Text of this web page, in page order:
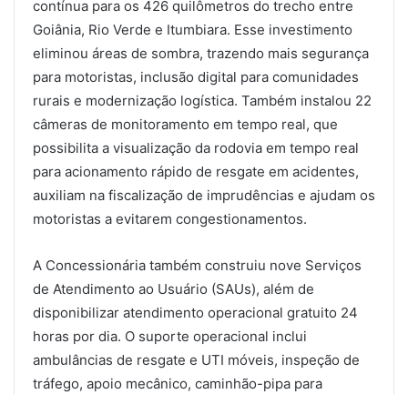
contínua para os 426 quilômetros do trecho entre
Goiânia, Rio Verde e Itumbiara. Esse investimento
eliminou áreas de sombra, trazendo mais segurança
para motoristas, inclusão digital para comunidades
rurais e modernização logística. Também instalou 22
câmeras de monitoramento em tempo real, que
possibilita a visualização da rodovia em tempo real
para acionamento rápido de resgate em acidentes,
auxiliam na fiscalização de imprudências e ajudam os
motoristas a evitarem congestionamentos.
A Concessionária também construiu nove Serviços
de Atendimento ao Usuário (SAUs), além de
disponibilizar atendimento operacional gratuito 24
horas por dia. O suporte operacional inclui
ambulâncias de resgate e UTI móveis, inspeção de
tráfego, apoio mecânico, caminhão-pipa para